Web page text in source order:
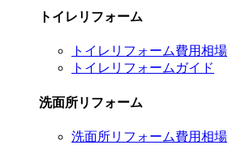
トイレリフォーム
トイレリフォーム費用相場
トイレリフォームガイド
洗面所リフォーム
洗面所リフォーム費用相場